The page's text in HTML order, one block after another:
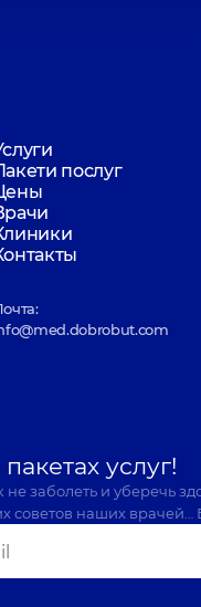
послуг
услуг!
заболеть и уберечь
советов наших врачей…